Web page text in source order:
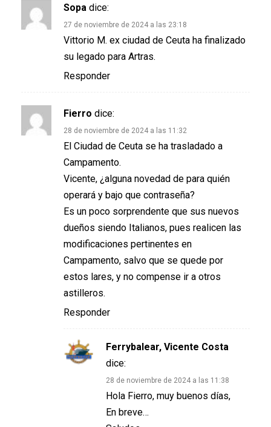
Sopa dice:
27 de noviembre de 2024 a las 23:18
Vittorio M. ex ciudad de Ceuta ha finalizado
su legado para Artras.
Responder
Fierro dice:
28 de noviembre de 2024 a las 11:32
El Ciudad de Ceuta se ha trasladado a
Campamento.
Vicente, ¿alguna novedad de para quién
operará y bajo que contraseña?
Es un poco sorprendente que sus nuevos
dueños siendo Italianos, pues realicen las
modificaciones pertinentes en
Campamento, salvo que se quede por
estos lares, y no compense ir a otros
astilleros.
Responder
Ferrybalear, Vicente Costa
dice:
28 de noviembre de 2024 a las 11:38
Hola Fierro, muy buenos días,
En breve…